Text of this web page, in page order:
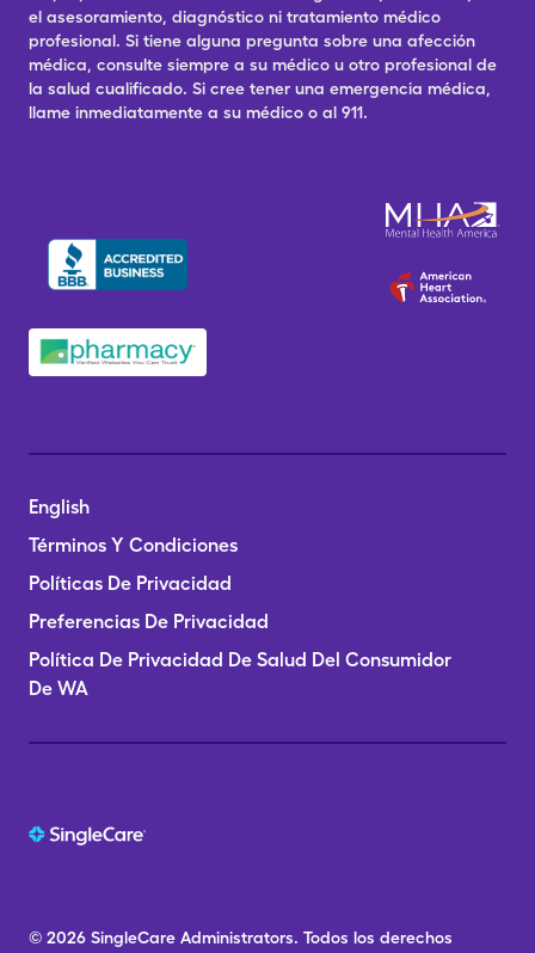
el asesoramiento, diagnóstico ni tratamiento médico
profesional. Si tiene alguna pregunta sobre una afección
médica, consulte siempre a su médico u otro profesional de
la salud cualificado. Si cree tener una emergencia médica,
llame inmediatamente a su médico o al 911.
English
Términos Y Condiciones
Políticas De Privacidad
Preferencias De Privacidad
Política De Privacidad De Salud Del Consumidor
De WA
© 2026 SingleCare Administrators. Todos los derechos